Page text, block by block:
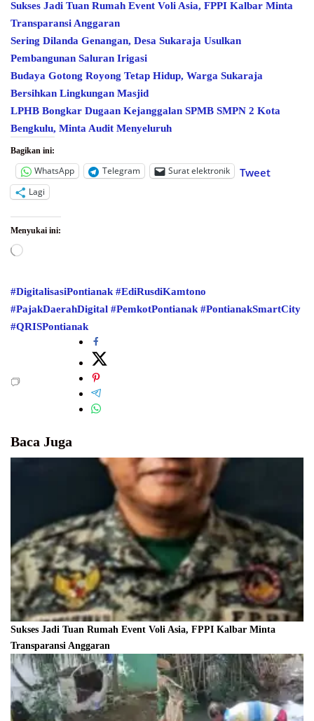
Sukses Jadi Tuan Rumah Event Voli Asia, FPPI Kalbar Minta
Transparansi Anggaran
Sering Dilanda Genangan, Desa Sukaraja Usulkan
Pembangunan Saluran Irigasi
Budaya Gotong Royong Tetap Hidup, Warga Sukaraja
Bersihkan Lingkungan Masjid
LPHB Bongkar Dugaan Kejanggalan SPMB SMPN 2 Kota
Bengkulu, Minta Audit Menyeluruh
Bagikan ini:
WhatsApp Telegram Surat elektronik Tweet
Lagi
Menyukai ini:
Memuat...
#DigitalisasiPontianak #EdiRusdiKamtono
#PajakDaerahDigital #PemkotPontianak #PontianakSmartCity
#QRISPontianak
Baca Juga
Sukses Jadi Tuan Rumah Event Voli Asia, FPPI Kalbar Minta
Transparansi Anggaran